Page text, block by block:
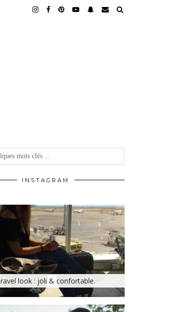
INSTAGRAM
look : joli & confortable.